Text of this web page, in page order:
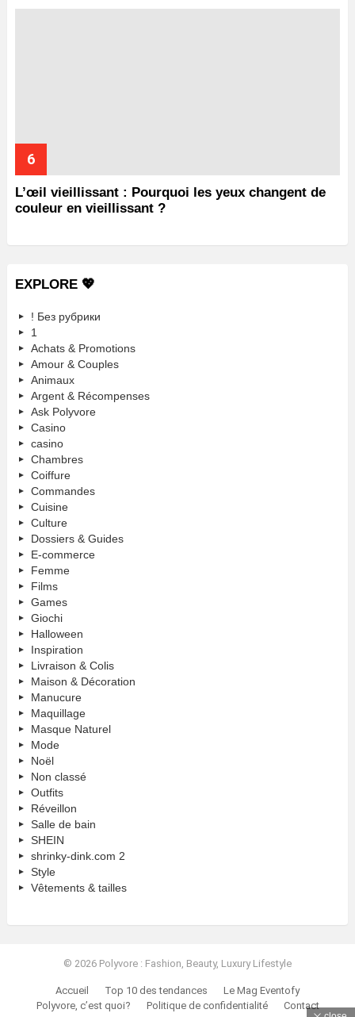
L’œil vieillissant : Pourquoi les yeux changent de
couleur en vieillissant ?
EXPLORE 💖
! Без рубрики
1
Achats & Promotions
Amour & Couples
Animaux
Argent & Récompenses
Ask Polyvore
Casino
casino
Chambres
Coiffure
Commandes
Cuisine
Culture
Dossiers & Guides
E-commerce
Femme
Films
Games
Giochi
Halloween
Inspiration
Livraison & Colis
Maison & Décoration
Manucure
Maquillage
Masque Naturel
Mode
Noël
Non classé
Outfits
Réveillon
Salle de bain
SHEIN
shrinky-dink.com 2
Style
Vêtements & tailles
© 2026 Polyvore : Fashion, Beauty, Luxury Lifestyle
Accueil Top 10 des tendances
Le Mag Eventofy
Polyvore, c’est quoi?
Politique de confidentialité Contact